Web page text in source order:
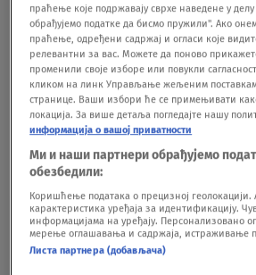
školu.
Najmanje 10 ljudi je poginulo, a
povređeno. Sedam osoba je u
ŠKOLA
Pratite nas na društvenim
праћење које подржавају сврхе наведене у
обрађујемо податке да бисмо пружили". Ако
праћење, одређени садржај и огласи које
релевантни за вас. Можете да поново
променили своје изборе или повукли
кликом на линк Управљање жељеним
странице. Ваши избори ће се примењивати
локација. За више детаља погледајте нашу
информација о вашој приватности
Ми и наши партнери обрађујемо
обезбедили:
Коришћење података о прецизној
карактеристика уређаја за идентификацију.
информацијама на уређају. Персонализовано
мерење оглашавања и садржаја, истраживање
Листа партнера (добављача)